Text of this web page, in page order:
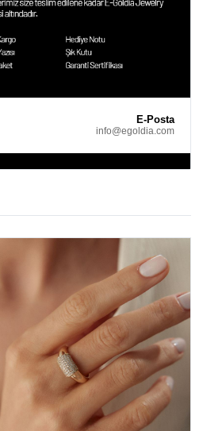
E-Posta
info@egoldia.com